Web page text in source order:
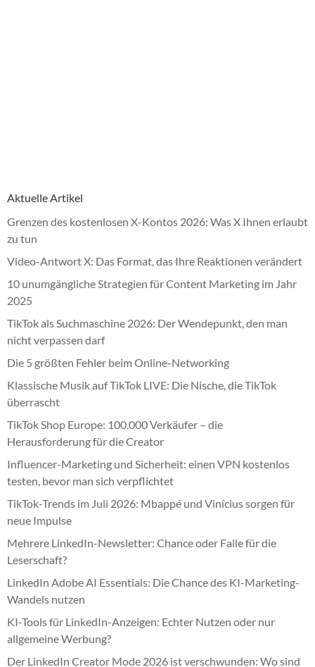
Aktuelle Artikel
Grenzen des kostenlosen X-Kontos 2026: Was X Ihnen erlaubt
zu tun
Video-Antwort X: Das Format, das Ihre Reaktionen verändert
10 unumgängliche Strategien für Content Marketing im Jahr
2025
TikTok als Suchmaschine 2026: Der Wendepunkt, den man
nicht verpassen darf
Die 5 größten Fehler beim Online-Networking
Klassische Musik auf TikTok LIVE: Die Nische, die TikTok
überrascht
TikTok Shop Europe: 100.000 Verkäufer – die
Herausforderung für die Creator
Influencer-Marketing und Sicherheit: einen VPN kostenlos
testen, bevor man sich verpflichtet
TikTok-Trends im Juli 2026: Mbappé und Vinícius sorgen für
neue Impulse
Mehrere LinkedIn-Newsletter: Chance oder Falle für die
Leserschaft?
LinkedIn Adobe AI Essentials: Die Chance des KI-Marketing-
Wandels nutzen
KI-Tools für LinkedIn-Anzeigen: Echter Nutzen oder nur
allgemeine Werbung?
Der LinkedIn Creator Mode 2026 ist verschwunden: Wo sind